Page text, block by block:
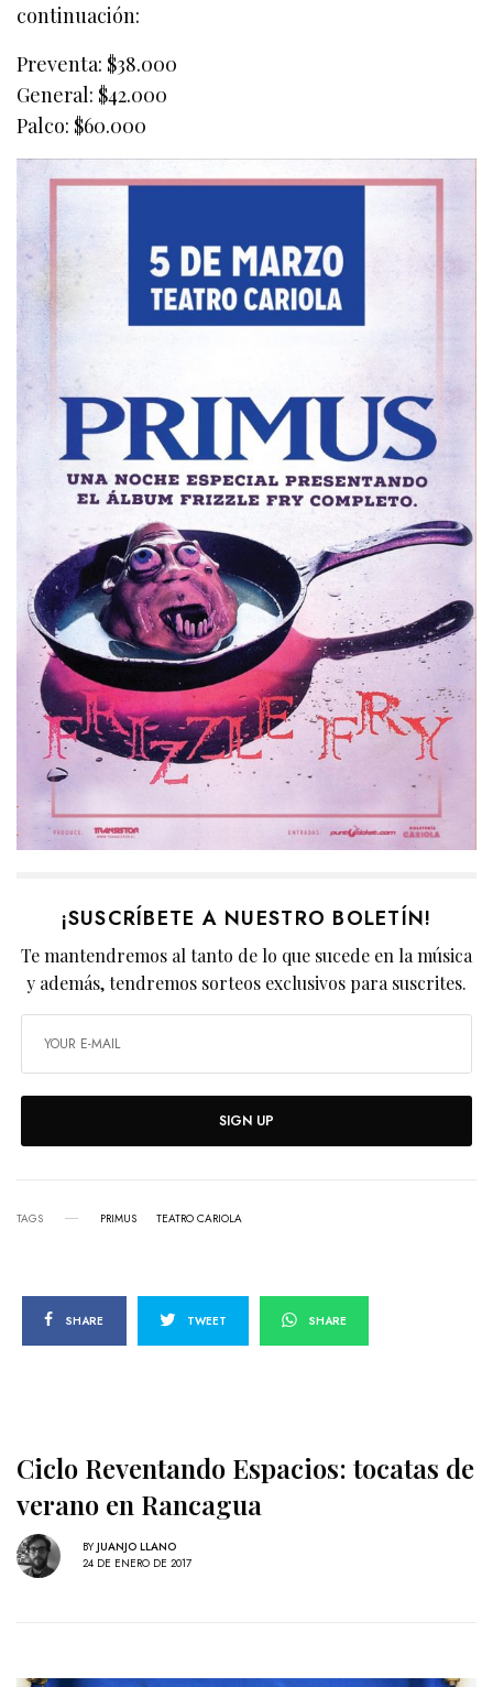
continuación:
Preventa: $38.000
General: $42.000
Palco: $60.000
¡SUSCRÍBETE A NUESTRO BOLETÍN!
Te mantendremos al tanto de lo que sucede en la música
y además, tendremos sorteos exclusivos para suscrites.
SIGN UP
TAGS PRIMUS TEATRO CARIOLA
SHARE TWEET SHARE
Ciclo Reventando Espacios: tocatas de
verano en Rancagua
BY JUANJO LLANO
24 DE ENERO DE 2017